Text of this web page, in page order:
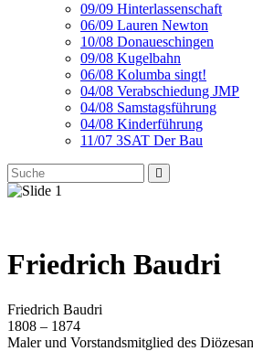
09/09 Hinterlassenschaft
06/09 Lauren Newton
10/08 Donaueschingen
09/08 Kugelbahn
06/08 Kolumba singt!
04/08 Verabschiedung JMP
04/08 Samstagsführung
04/08 Kinderführung
11/07 3SAT Der Bau
Friedrich Baudri
Friedrich Baudri
1808 – 1874
Maler und Vorstandsmitglied des